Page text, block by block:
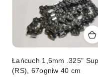
Łańcuch 1,6mm .325"
(RS), 67ogniw 40 cm